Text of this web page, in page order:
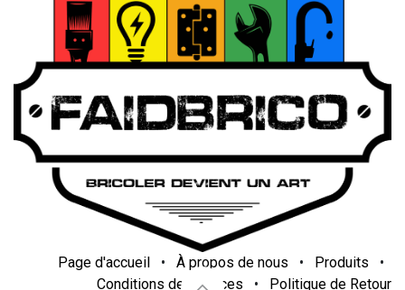
Page d'accueil • À propos de nous • Produits
•
Conditions de services
• Politique de Retour